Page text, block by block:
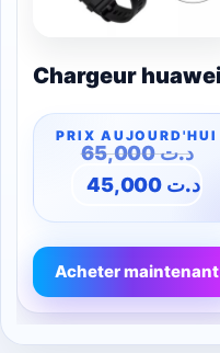
د.ت65,000
د.ت
Acheter maintenant